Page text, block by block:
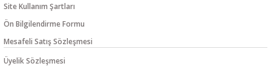
Site Kullanım Şartları
Ön Bilgilendirme Formu
Mesafeli Satış Sözleşmesi
Üyelik Sözleşmesi